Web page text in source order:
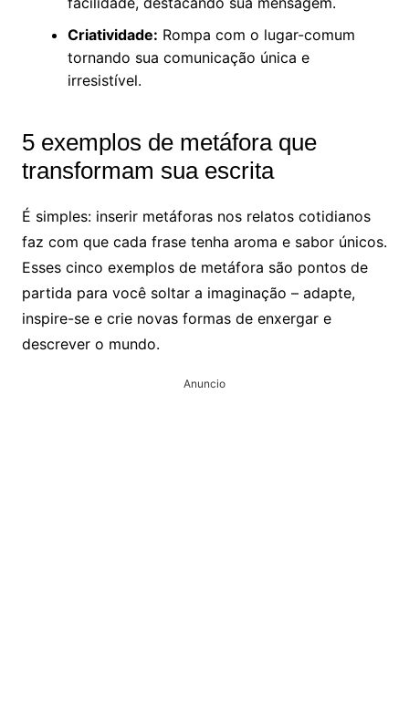
Criatividade: Rompa com o lugar-comum
tornando sua comunicação única e
irresistível.
5 exemplos de metáfora que
transformam sua escrita
É simples: inserir metáforas nos relatos cotidianos
faz com que cada frase tenha aroma e sabor únicos.
Esses cinco exemplos de metáfora são pontos de
partida para você soltar a imaginação – adapte,
inspire-se e crie novas formas de enxergar e
descrever o mundo.
Anuncio